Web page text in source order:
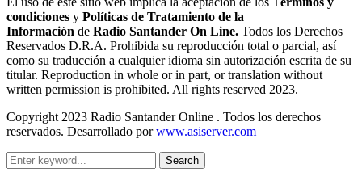
condiciones y Políticas de Tratamiento de la
Información de Radio Santander On Line. Todos los Derechos
Reservados D.R.A. Prohibida su reproducción total o parcial, así
como su traducción a cualquier idioma sin autorización escrita de su
titular. Reproduction in whole or in part, or translation without
written permission is prohibited. All rights reserved 2023.
Copyright 2023 Radio Santander Online . Todos los derechos
reservados. Desarrollado porwww.asiserver.com
Search